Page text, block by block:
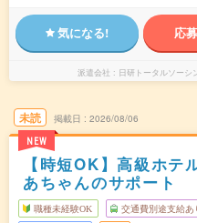
気になる! 応
派遣会社 日研トータルソー
未読
NEW
掲載日 2026/08/06
【時短OK】高級ホテ
あちゃんのサポート
職種未経験OK 交通費別途支給あ